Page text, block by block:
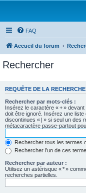
FAQ
Accueil du forum
Rechercher
REQUÊTE DE LA RECHERCHE
Rechercher par mots-clés :
Insérez le caractère « + »
doit être ignoré. Insérez une
discontinues « | » si seul un des
métacaractère passe-partout
Rechercher tous les termes
Rechercher l’un de ces
Rechercher par auteur :
Utilisez un astérisque « * »
recherches partielles.